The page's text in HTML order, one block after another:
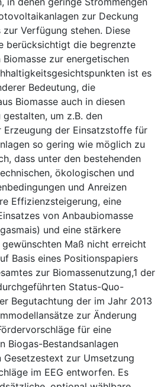
zur Deckung
Verfügung stehen. Diese
berücksichtigt die begrenzte
zur energetischen
ist es
Bedeutung, die
Biomasse auch in diesen
um z.B. den
Erzeugung der Einsatzstoffe für
so gering wie möglich zu
dass unter den bestehenden
ökologischen und
und Anreizen
Effizienzsteigerung, eine
von Anbaubiomasse
und eine stärkere
Maß nicht erreicht
Basis eines Positionspapiers
zur Biomassenutzung,1 der
Status-Quo-
Begutachtung der im Jahr 2013
zur Änderung
für eine
Biogas-Bestandsanlagen
zur Umsetzung
im EEG entworfen. Es